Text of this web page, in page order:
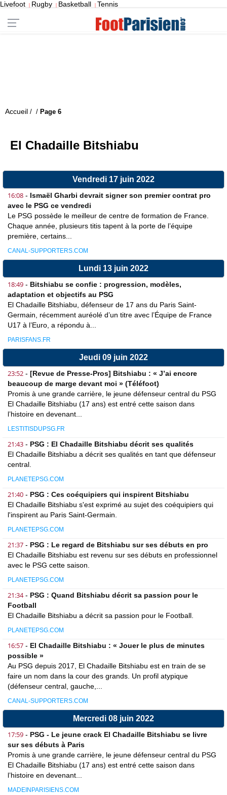
Livefoot | Rugby | Basketball | Tennis
Accueil / / Page 6
El Chadaille Bitshiabu
Vendredi 17 juin 2022
16:08 - Ismaël Gharbi devrait signer son premier contrat pro
avec le PSG ce vendredi
Le PSG possède le meilleur de centre de formation de France.
Chaque année, plusieurs titis tapent à la porte de l’équipe
première, certains...
CANAL-SUPPORTERS.COM
Lundi 13 juin 2022
18:49 - Bitshiabu se confie : progression, modèles,
adaptation et objectifs au PSG
El Chadaille Bitshiabu, défenseur de 17 ans du Paris Saint-
Germain, récemment auréolé d’un titre avec l’Équipe de France
U17 à l’Euro, a répondu à...
PARISFANS.FR
Jeudi 09 juin 2022
23:52 - [Revue de Presse-Pros] Bitshiabu : « J’ai encore
beaucoup de marge devant moi » (Téléfoot)
Promis à une grande carrière, le jeune défenseur central du PSG
El Chadaille Bitshiabu (17 ans) est entré cette saison dans
l’histoire en devenant...
LESTITISDUPSG.FR
21:43 - PSG : El Chadaille Bitshiabu décrit ses qualités
El Chadaille Bitshiabu a décrit ses qualités en tant que défenseur
central.
PLANETEPSG.COM
21:40 - PSG : Ces coéquipiers qui inspirent Bitshiabu
El Chadaille Bitshiabu s'est exprimé au sujet des coéquipiers qui
l'inspirent au Paris Saint-Germain.
PLANETEPSG.COM
21:37 - PSG : Le regard de Bitshiabu sur ses débuts en pro
El Chadaille Bitshiabu est revenu sur ses débuts en professionnel
avec le PSG cette saison.
PLANETEPSG.COM
21:34- PSG : Quand Bitshiabu décrit sa passion pour le
Football
El Chadaille Bitshiabu a décrit sa passion pour le Football.
PLANETEPSG.COM
16:57 - El Chadaille Bitshiabu : « Jouer le plus de minutes
possible »
Au PSG depuis 2017, El Chadaille Bitshiabu est en train de se
faire un nom dans la cour des grands. Un profil atypique
(défenseur central, gauche,...
CANAL-SUPPORTERS.COM
Mercredi 08 juin 2022
17:59 - PSG - Le jeune crack El Chadaille Bitshiabu se livre
sur ses débuts à Paris
Promis à une grande carrière, le jeune défenseur central du PSG
El Chadaille Bitshiabu (17 ans) est entré cette saison dans
l’histoire en devenant...
MADEINPARISIENS.COM